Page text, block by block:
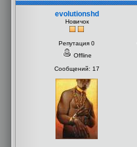
evolutionshd
Новичок
Репутация 0
Offline
Сообщений: 17